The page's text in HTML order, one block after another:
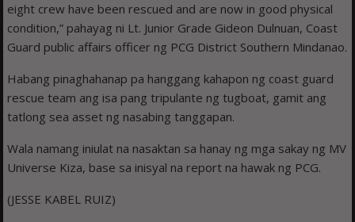
eight crew have been rescued and are now in good physical
condition,” pahayag ni Lt. Junior Grade Gideon Dulnuan, Coast
Guard public affairs officer ng PCG District Southern Mindanao.
Habang pinaghahanap pa hanggang kahapon ng coast guard
rescue team ang isa pang tripulante ng tugboat, gamit ang
tatlong sea asset ng nasabing tanggapan.
Wala namang iniulat na nasaktan sa hanay ng mga sakay ng MV
Universe Kiza, base sa inisyal na report na hawak ng PCG.
(JESSE KABEL RUIZ)